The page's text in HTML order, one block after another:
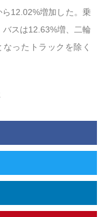
12.02%増加した。乗
スは12.63%増、二輪
ったトラックを除く